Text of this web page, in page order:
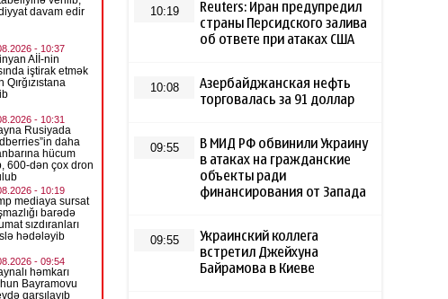
10:19
Reuters: Иран предупредил
страны Персидского залива
об ответе при атаках США
10:08
Азербайджанская нефть
торговалась за 91 доллар
09:55
В МИД РФ обвинили Украину
в атаках на гражданские
объекты ради
финансирования от Запада
09:55
Украинский коллега
встретил Джейхуна
Байрамова в Киеве